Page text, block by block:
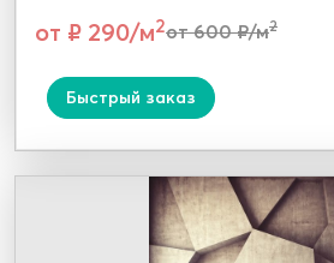
от ₽ 290/м2от 600 ₽/м2
Быстрый заказ